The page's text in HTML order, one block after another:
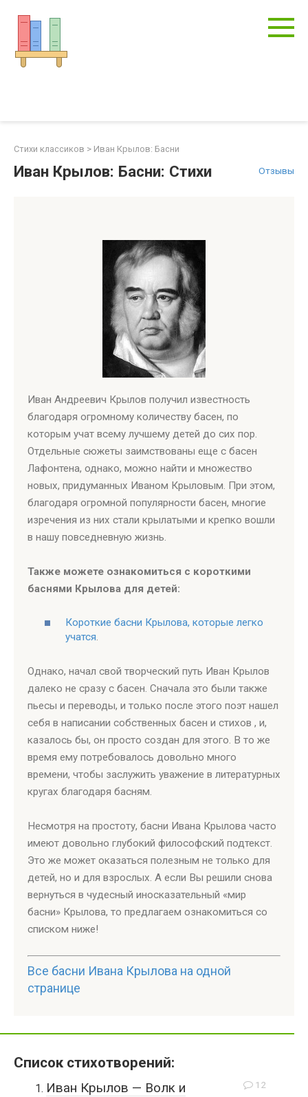
контенту
Стихи классиков > Иван Крылов: Басни
Отзывы
Иван Крылов: Басни: Стихи
Иван Андреевич Крылов получил известность
благодаря огромному количеству басен, по
которым учат всему лучшему детей до сих пор.
Отдельные сюжеты заимствованы еще с басен
Лафонтена, однако, можно найти и множество
новых, придуманных Иваном Крыловым. При этом,
благодаря огромной популярности басен, многие
изречения из них стали крылатыми и крепко вошли
в нашу повседневную жизнь.
Также можете ознакомиться с короткими
баснями Крылова для детей:
Короткие басни Крылова, которые легко
учатся.
Однако, начал свой творческий путь Иван Крылов
далеко не сразу с басен. Сначала это были также
пьесы и переводы, и только после этого поэт нашел
себя в написании собственных басен и стихов , и,
казалось бы, он просто создан для этого. В то же
время ему потребовалось довольно много
времени, чтобы заслужить уважение в литературных
кругах благодаря басням.
Несмотря на простоту, басни Ивана Крылова часто
имеют довольно глубокий философский подтекст.
Это же может оказаться полезным не только для
детей, но и для взрослых. А если Вы решили снова
вернуться в чудесный иносказательный «мир
басни» Крылова, то предлагаем ознакомиться со
списком ниже!
Все басни Ивана Крылова на одной
странице
Список стихотворений:
12
Иван Крылов — Волк и